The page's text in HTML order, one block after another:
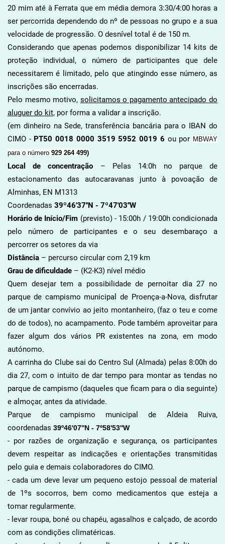
20 mim até à Ferrata que em média demora 3:30/4:00 horas a
ser percorrida dependendo do nº de pessoas no grupo e a sua
velocidade de progressão. O desnível total é de 150 m.
Considerando que apenas podemos disponibilizar 14 kits de
proteção individual, o número de participantes que dele
necessitarem é limitado, pelo que atingindo esse número, as
inscrições são encerradas.
Pelo mesmo motivo, solicitamos o pagamento antecipado do
aluguer do kit,por forma a validar a inscrição.
(em dinheiro na Sede, transferência bancária para o IBAN do
CIMO - PT50 0018 0000 3519 5952 0019 6 ou por MBWAY
para o número 929 264 499)
Local de concentração – Pelas 14:0h no parque de
estacionamento das autocaravanas junto à povoação de
Alminhas, EN M1313
Coordenadas 39º46'37''N - 7º47'03''W
Horário de Início/Fim (previsto) - 15:00h / 19:00h condicionada
pelo número de participantes e o seu desembaraço a
percorrer os setores da via
Distância– percurso circular com 2,19 km
Grau de dificuldade– (K2-K3) nível médio
Quem desejar tem a possibilidade de pernoitar dia 27 no
parque de campismo municipal de Proença-a-Nova, disfrutar
de um jantar convívio ao jeito montanheiro, (faz o teu e come
do de todos), no acampamento. Pode também aproveitar para
fazer algum dos vários PR existentes na zona, em modo
autónomo.
A carrinha do Clube sai do Centro Sul (Almada) pelas 8:00h do
dia 27,com o intuito de dar tempo para montar as tendas no
parque de campismo (daqueles que ficam para o dia seguinte)
e almoçar, antes da atividade.
Parque de campismo municipal de Aldeia Ruiva,
coordenadas 39º46'07''N - 7º58'53''W
- por razões de organização e segurança, os participantes
devem respeitar as indicações e orientações transmitidas
pelo guia e demais colaboradores do CIMO.
- cada um deve levar um pequeno estojo pessoal de material
de 1ºs socorros, bem como medicamentos que esteja a
tomar regularmente.
- levar roupa, boné ou chapéu, agasalhos e calçado, de acordo
com as condições climatéricas.